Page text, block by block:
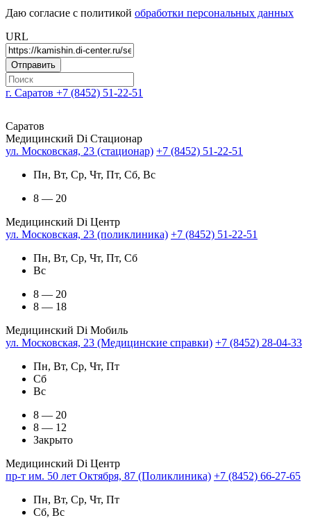
Даю согласие с политикой обработки персональных данных
URL
г. Саратов +7 (8452) 51-22-51
Саратов
Медицинский Di Стационар
ул. Московская, 23 (стационар) +7 (8452) 51-22-51
Пн, Вт, Ср, Чт, Пт, Сб, Вс
8 — 20
Медицинский Di Центр
ул. Московская, 23 (поликлиника) +7 (8452) 51-22-51
Пн, Вт, Ср, Чт, Пт, Сб
Вс
8 — 20
8 — 18
Медицинский Di Мобиль
ул. Московская, 23 (Медицинские справки) +7 (8452) 28-04-33
Пн, Вт, Ср, Чт, Пт
Сб
Вс
8 — 20
8 — 12
Закрыто
Медицинский Di Центр
пр-т им. 50 лет Октября, 87 (Поликлиника) +7 (8452) 66-27-65
Пн, Вт, Ср, Чт, Пт
Сб, Вс